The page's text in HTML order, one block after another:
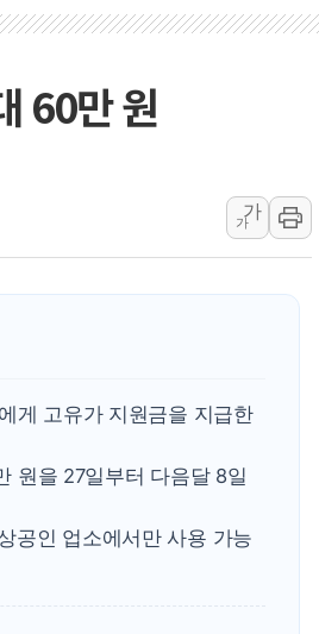
추미애, '위안부' 피
인천서 말다툼 중 어
동해중부 전 해상
연일 폭염에 온열질
中 전방위 아파트 부
인제 용대리 계곡서
청양 밭에서 일하던
폭염에 車 운전면
60만 원
가
가
게 고유가 지원금을 지급한
원을 27일부터 다음달 8일
공인 업소에서만 사용 가능